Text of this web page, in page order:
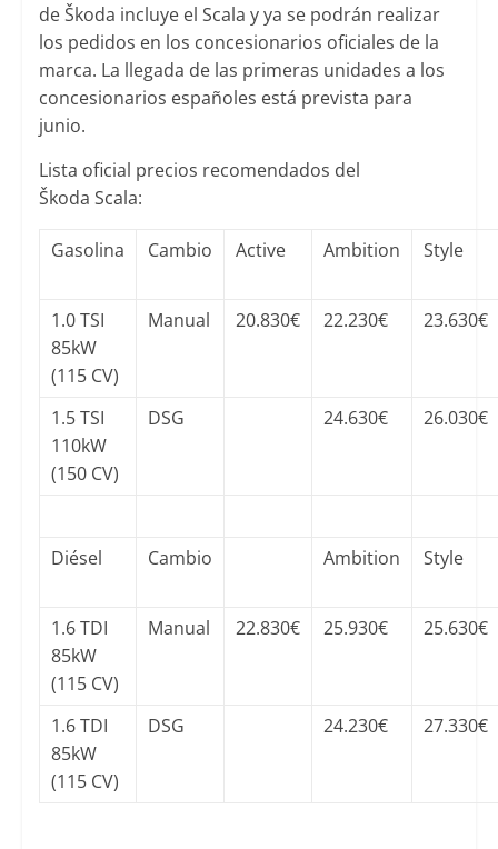
de Škoda incluye el Scala y ya se podrán realizar
los pedidos en los concesionarios oficiales de la
marca. La llegada de las primeras unidades a los
concesionarios españoles está prevista para
junio.
Lista oficial precios recomendados del
Škoda Scala:
Gasolina Cambio Active Ambition Style
1.0 TSI
85kW
(115 CV)
Manual 20.830€ 22.230€ 23.630€
1.5 TSI
110kW
(150 CV)
DSG 24.630€ 26.030€
Diésel Cambio Ambition Style
1.6 TDI
85kW
(115 CV)
Manual 22.830€ 25.930€ 25.630€
1.6 TDI
85kW
(115 CV)
DSG 24.230€ 27.330€